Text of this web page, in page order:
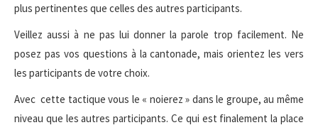
plus pertinentes que celles des autres participants.
Veillez aussi à ne pas lui donner la parole trop facilement. Ne
posez pas vos questions à la cantonade, mais orientez les vers
les participants de votre choix.
Avec cette tactique vous le « noierez » dans le groupe, au même
niveau que les autres participants. Ce qui est finalement la place